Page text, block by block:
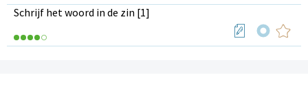
Schrijf het woord in de zin [1]